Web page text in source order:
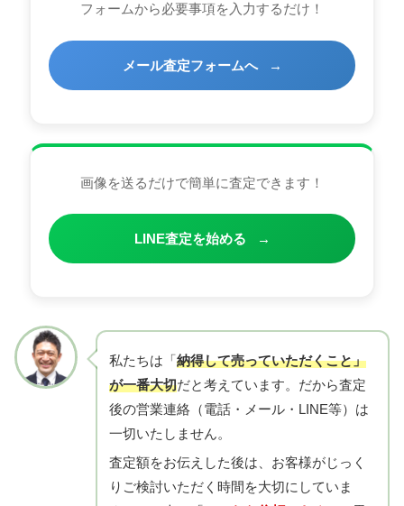
フォームから必要事項を入力するだけ！
メール査定フォームへ →
画像を送るだけで簡単に査定できます！
LINE査定を始める →
私たちは「納得して売っていただくこと」
が一番大切だと考えています。だから査定
後の営業連絡（電話・メール・LINE等）は
一切いたしません。
査定額をお伝えした後は、お客様がじっく
りご検討いただく時間を大切にしていま